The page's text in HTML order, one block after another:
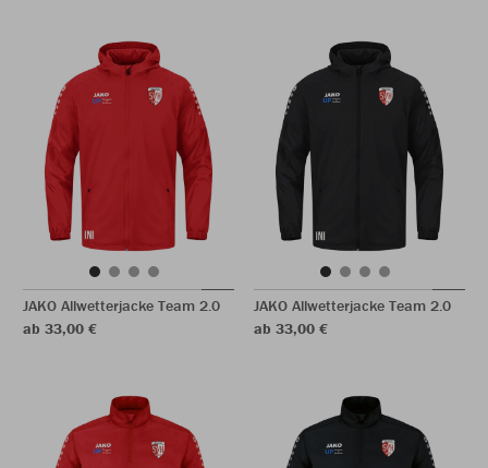
JAKO Allwetterjacke Team 2.0
ab 33,00 €
JAKO Allwetterjacke Team 2.0
ab 33,00 €